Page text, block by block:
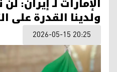
ولدينا القدرة
2026-05-15 20:25